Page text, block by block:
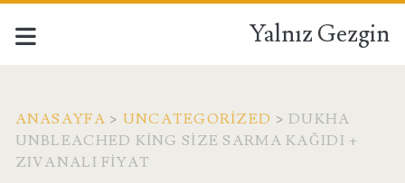
Yalnız Gezgin
ANASAYFA > UNCATEGORIZED >DUKHA
UNBLEACHED KING SIZE SARMA KAĞIDI +
ZIVANALI FIYAT